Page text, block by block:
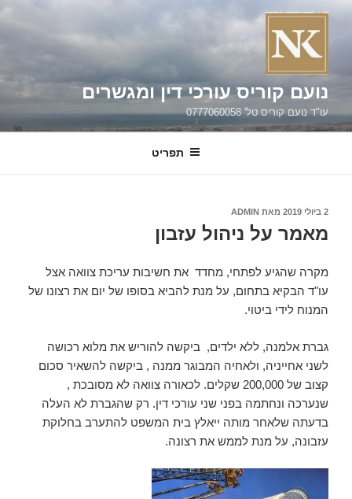
דילוג
נועם קוריס עורכי דין ומגשרים
עו"ד נועם קוריס טל' 0777060058
תפריט
פורסם
2 ביולי 2019 מאת ADMIN
מאמר על ניהול עזבון
מקרה שהגיע לפתחי, מחדד את חשיבות עריכת צוואה אצל
עו"ד הבקיא בתחום, על מנת להביא בסופו של יום את רצונו של
המנוח לידי ביטוי.
גברת אלמנה, ללא ילדים, ביקשה להוריש את מלוא רכושה
לשני אחייניה, ולאחיה המבוגר ממנה , ביקשה להשאיר סכום
קצוב של 200,000 שקלים. לכאורה צוואה לא מסובכת ,
שנערכה ונחתמה בפני שני עורכי דין. רק שהגברת לא העלה
בדעתה שלאחר מותה ייאלץ בית המשפט להתערב בחלוקת
עזבונה, על מנת לממש את רצונה.